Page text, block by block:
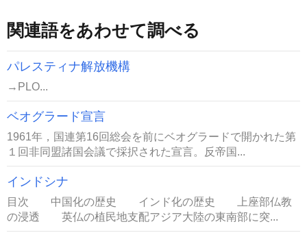
関連語をあわせて調べる
パレスティナ解放機構
→PLO...
ベオグラード宣言
1961年，国連第16回総会を前にベオグラードで開かれた第
１回非同盟諸国会議で採択された宣言。反帝国...
インドシナ
目次 中国化の歴史 インド化の歴史 上座部仏教
の浸透 英仏の植民地支配アジア大陸の東南部に突...